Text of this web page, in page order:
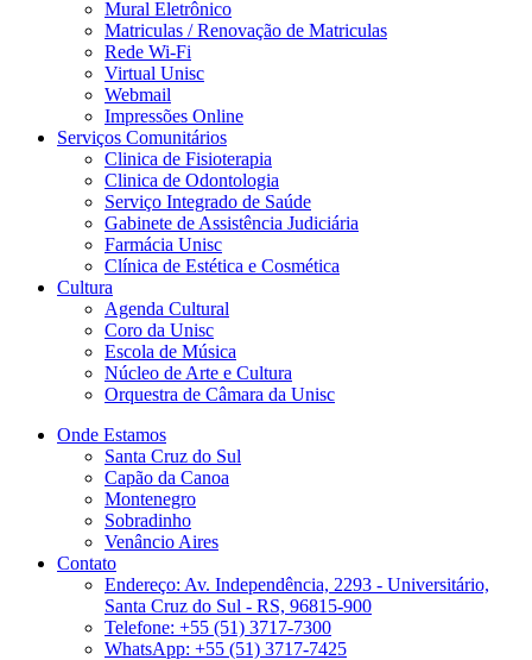
Mural Eletrônico
Matriculas / Renovação de Matriculas
Rede Wi-Fi
Virtual Unisc
Webmail
Impressões Online
Serviços Comunitários
Clinica de Fisioterapia
Clinica de Odontologia
Serviço Integrado de Saúde
Gabinete de Assistência Judiciária
Farmácia Unisc
Clínica de Estética e Cosmética
Cultura
Agenda Cultural
Coro da Unisc
Escola de Música
Núcleo de Arte e Cultura
Orquestra de Câmara da Unisc
Onde Estamos
Santa Cruz do Sul
Capão da Canoa
Montenegro
Sobradinho
Venâncio Aires
Contato
Endereço: Av. Independência, 2293 - Universitário,
Santa Cruz do Sul - RS, 96815-900
Telefone: +55 (51) 3717-7300
WhatsApp: +55 (51) 3717-7425